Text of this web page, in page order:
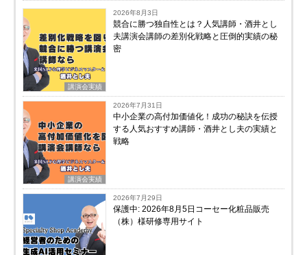
講演会実績
2026年8月3日
競合に勝つ独自性とは？人気講師・酒井とし
夫講演会講師の差別化戦略と圧倒的実績の秘
密
講演会実績
2026年7月31日
中小企業の高付加価値化！成功の秘訣を伝授
する人気おすすめ講師・酒井とし夫の実績と
戦略
2026年7月29日
保護中: 2026年8月5日コーセー化粧品販売
（株）様研修専用サイト